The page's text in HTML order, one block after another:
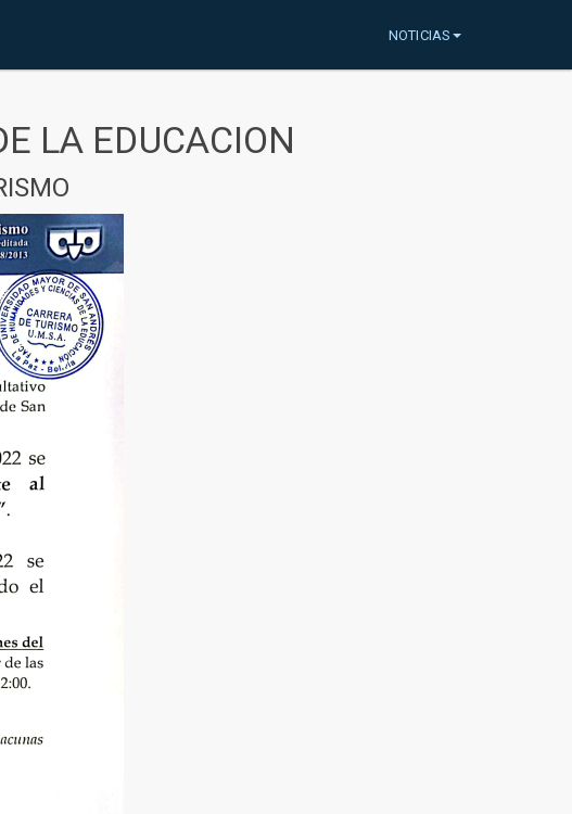
NOTICIAS
LA EDUCACION